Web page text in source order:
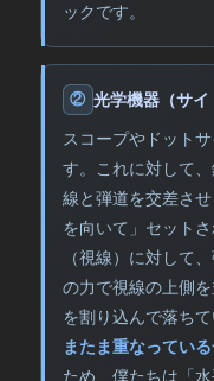
ックです。
② 光学機器（サ
スコープやドット
す。これに対して
線と弾道を交差さ
を向いて」セット
（視線）に対して
の力で視線の上側
を割り込んで落ち
またま重なってい
ため、僕たちは「